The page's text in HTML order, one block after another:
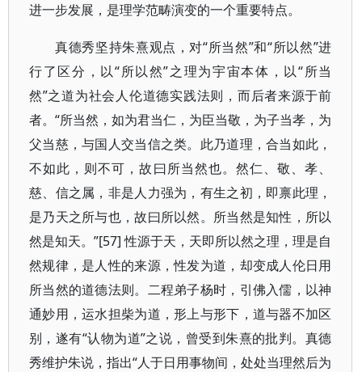
进一步发展，是理学范畴演变的一个重要特点。
真德秀坚持朱熹观点，对“所当然”和“所以然”进
行了区分，以“所以然”之理为宇宙本体，以“所当
然”之道为社会人伦道德实践法则，而后者来源于前
者。“所当然，如为君当仁，为臣当敬，为子当孝，为
父当慈，与国人交当信之类。此乃道理，合当如此，
不如此，则不可，故曰所当然也。然仁、敬、孝、
慈、信之属，非是人力强为，有生之初，即禀此理，
是乃天之所与也，故曰所以然。所当然是知性，所以
然是知天。”[57] 性源于天，天即所以然之理，理是自
然规律，是人性的来源，性发为道，却变成人伦日用
所当然的道德法则。二程弟子杨时，引佛入儒，以神
通妙用，运水担柴为道，形上与形下，道与器不加区
别，遂有“认物为道”之说，曾受到朱熹的批判。真德
秀维护朱说，指出“人于日用事物间，处处当理然后为